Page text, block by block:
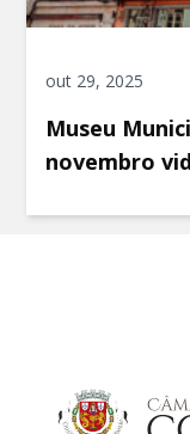
out 29, 2025
Museu
novembro